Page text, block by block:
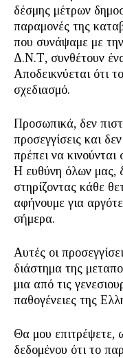
δέσμης μέτρων
παραμονές της
που συνάψαμε με
Δ.Ν.Τ, συνθέτουν
Αποδεικνύεται ότι
σχεδιασμό.
Προσωπικά, δεν
προσεγγίσεις και
πρέπει να
Η ευθύνη όλων μας,
στηρίζοντας κάθε
αφήνουμε για
σήμερα.
Αυτές οι
διάστημα της
μια από τις
παθογένειες της
Θα μου επιτρέψετε,
δεδομένου ότι το